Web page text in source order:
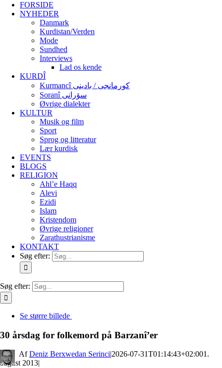
FORSIDE
NYHEDER
Danmark
Kurdistan/Verden
Mode
Sundhed
Interviews
Lad os kende
KURDÎ
Kurmancî کورمانجی / بادینی
Soranî سۆرانی
Øvrige dialekter
KULTUR
Musik og film
Sport
Sprog og litteratur
Lær kurdisk
EVENTS
BLOGS
RELIGION
Ahl’e Haqq
Alevi
Ezidi
Islam
Kristendom
Øvrige religioner
Zarathustrianisme
KONTAKT
Søg efter:
Søg efter:
Se større billede
30 årsdag for folkemord på Barzanî’er
By Deniz Berxwedan Serinci|2026-07-31T01:14:43+02:001.
august 2013|